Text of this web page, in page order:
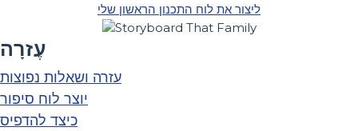
ליצור את לוח התכנון הראשון שלי
עֶזרָה
עזרה ושאלות נפוצות
יוצר לוח סיפור
כיצד להדפיס